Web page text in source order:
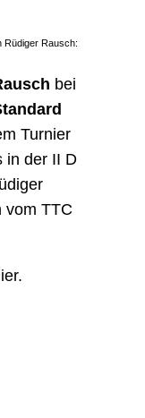
Rüdiger Rausch:
bei
Turnier
in der II D
vom TTC